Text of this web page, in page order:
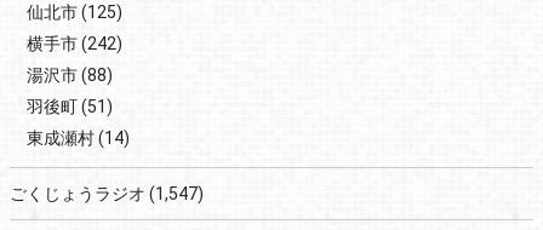
仙北市(125)
横手市(242)
湯沢市(88)
羽後町(51)
東成瀬村(14)
ごくじょうラジオ (1,547)